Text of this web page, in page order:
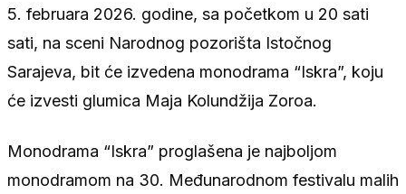
5. februara 2026. godine, sa početkom u 20 sati
sati, na sceni Narodnog pozorišta Istočnog
Sarajeva, bit će izvedena monodrama “Iskra”, koju
će izvesti glumica Maja Kolundžija Zoroa.
Monodrama “Iskra” proglašena je najboljom
monodramom na 30. Međunarodnom festivalu malih